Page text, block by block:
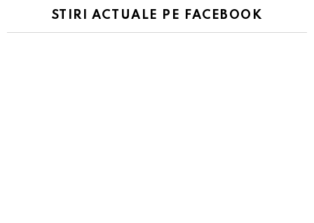
STIRI ACTUALE PE FACEBOOK